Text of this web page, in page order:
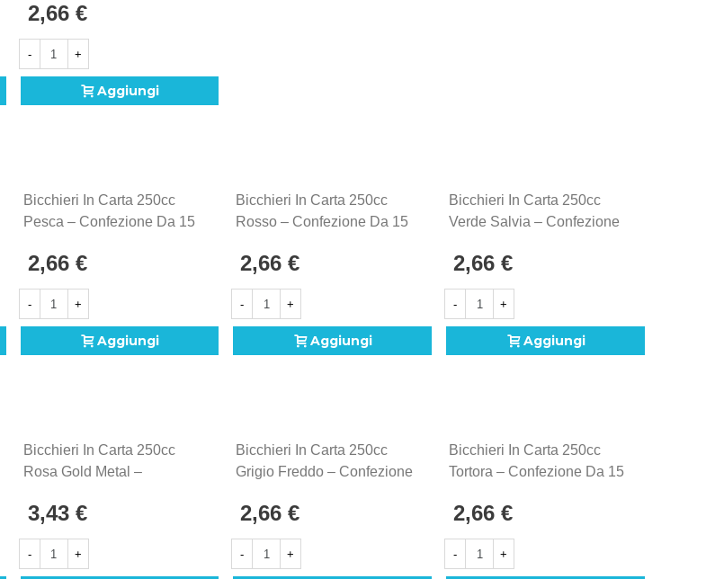
2,66 €
- +
Aggiungi
Bicchieri In Carta 250cc
Pesca – Confezione Da 15
2,66 €
- +
Aggiungi
Bicchieri In Carta 250cc
Rosso – Confezione Da 15
2,66 €
- +
Aggiungi
Bicchieri In Carta 250cc
Verde Salvia – Confezione
2,66 €
- +
Aggiungi
Bicchieri In Carta 250cc
Rosa Gold Metal –
3,43 €
- +
Bicchieri In Carta 250cc
Grigio Freddo – Confezione
2,66 €
- +
Bicchieri In Carta 250cc
Tortora – Confezione Da 15
2,66 €
- +